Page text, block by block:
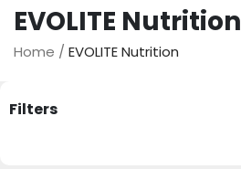
EVOLITE Nutrition
Home / EVOLITE Nutrition
Filters